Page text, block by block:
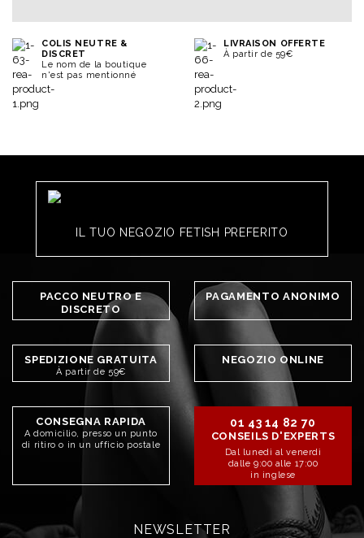
COLIS NEUTRE &
DISCRET
Le nom de la boutique
n'est pas mentionné
LIVRAISON OFFERTE
À partir de 59€
IL TUO NEGOZIO FETISH PREFERITO
PACCO NEUTRO E
DISCRETO
PAGAMENTO ANONIMO
SPEDIZIONE GRATUITA
À partir de 59€
NEGOZIO ONLINE
CONSEGNA RAPIDA
A domicilio, presso un punto
di ritiro o in un ufficio postale
01 43 14 82 70
CONSEILS D'EXPERTS
Dal lunedì al venerdì
dalle 9:00 alle 17:00
in inglese
NEWSLETTER